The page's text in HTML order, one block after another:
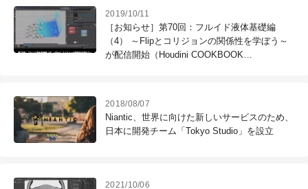
2019/10/11
［お知らせ］第70回：フルイド液体基礎編
（4） ～Flipとコリジョンの関係性を学ぼう～
が配信開始（Houdini COOKBOOK
2018/08/07
Niantic、世界に向けた新しいサービスのため、
日本に開発チーム「Tokyo Studio」を設立
2021/10/06